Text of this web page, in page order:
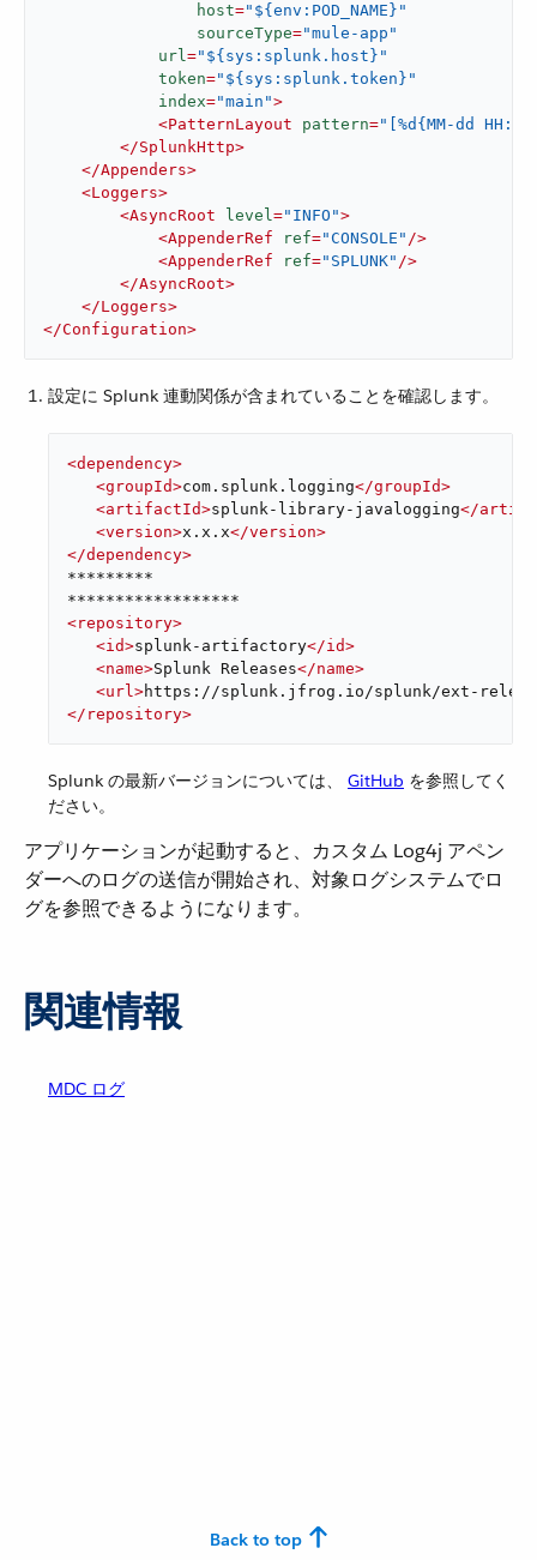
host="${env:POD_NAME}"
sourceType="mule-app"
url="${sys:splunk.host}"
token="${sys:splunk.token}"
index="main">
<PatternLayout pattern="[%d{MM-dd
</SplunkHttp>
</Appenders>
<Loggers>
<AsyncRoot level="INFO">
<AppenderRef ref="CONSOLE" />
<AppenderRef ref="SPLUNK" />
</AsyncRoot>
</Loggers>
</Configuration>
設定に Splunk 連動関係が含まれていることを確認します。
<dependency>
<groupId>com.splunk.logging</groupId>
<artifactId>splunk-library-javalogging</
<version>x.x.x</version>
</dependency>
*********
<repository>
<id>splunk-artifactory</id>
<name>Splunk Releases</name>
<url>https://splunk.jfrog.io/splunk/ext-
</ repository>
Splunk の最新バージョンについては、 GitHub ​ を参照してく
ださい。
アプリケーションが起動すると、カスタム Log4j アペン
ダーへのログの送信が開始され、対象ログシステムでロ
グを参照できるようになります。
関連情報
MDC ログ
Back to top